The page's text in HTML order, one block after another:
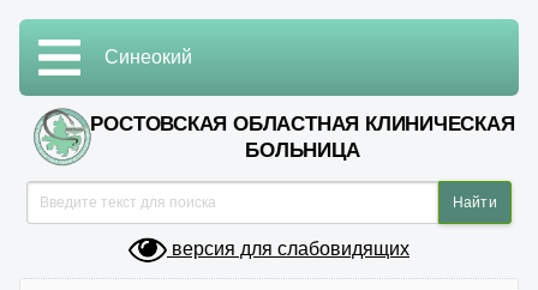
РОСТОВСКАЯ ОБЛАСТНАЯ КЛИНИЧЕСКАЯ
БОЛЬНИЦА
версия для слабовидящих
Синеокий